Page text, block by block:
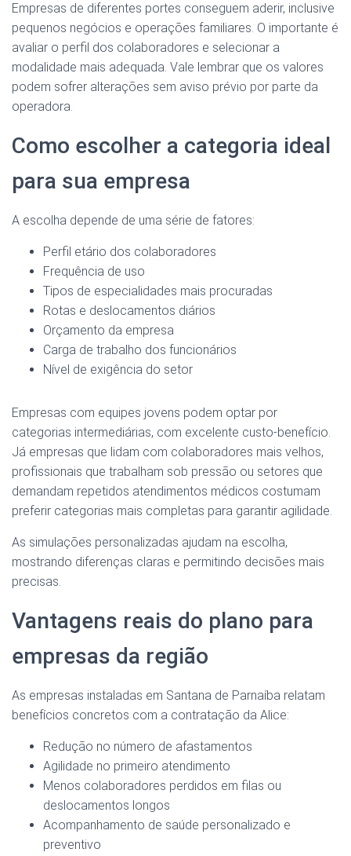
Empresas de diferentes portes conseguem aderir, inclusive
pequenos negócios e operações familiares. O importante é
avaliar o perfil dos colaboradores e selecionar a
modalidade mais adequada. Vale lembrar que os valores
podem sofrer alterações sem aviso prévio por parte da
operadora.
Como escolher a categoria ideal
para sua empresa
A escolha depende de uma série de fatores:
Perfil etário dos colaboradores
Frequência de uso
Tipos de especialidades mais procuradas
Rotas e deslocamentos diários
Orçamento da empresa
Carga de trabalho dos funcionários
Nível de exigência do setor
Empresas com equipes jovens podem optar por
categorias intermediárias, com excelente custo-benefício.
Já empresas que lidam com colaboradores mais velhos,
profissionais que trabalham sob pressão ou setores que
demandam repetidos atendimentos médicos costumam
preferir categorias mais completas para garantir agilidade.
As simulações personalizadas ajudam na escolha,
mostrando diferenças claras e permitindo decisões mais
precisas.
Vantagens reais do plano para
empresas da região
As empresas instaladas em Santana de Parnaíba relatam
benefícios concretos com a contratação da Alice:
Redução no número de afastamentos
Agilidade no primeiro atendimento
Menos colaboradores perdidos em filas ou
deslocamentos longos
Acompanhamento de saúde personalizado e
preventivo